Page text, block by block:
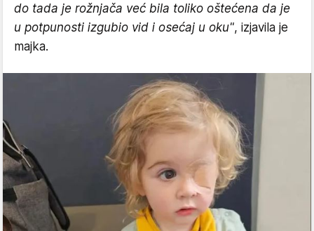
do tada je rožnjača već bila toliko oštećena da je
u potpunosti izgubio vid i osećaj u oku", izjavila je
majka.